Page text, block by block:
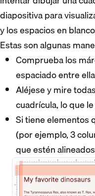
diapositiva para
y los espacios en
Estas son algunas
Comprueba los
espaciado entre
Aléjese y mire
cuadrícula, lo que
Si tiene elementos
(por ejemplo, 3
que estén